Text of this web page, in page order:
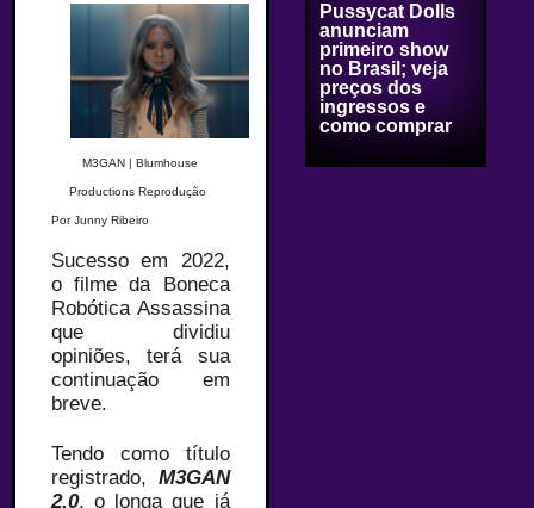
M3GAN | Blumhouse
Productions Reprodução
Por Junny Ribeiro
Sucesso em 2022,
o filme da Boneca
Robótica Assassina
que dividiu
opiniões, terá sua
continuação em
breve.
Tendo como título
registrado, M3GAN
2.0, o longa que já
Pussycat Dolls
anunciam
primeiro show
no Brasil; veja
preços dos
ingressos e
como comprar